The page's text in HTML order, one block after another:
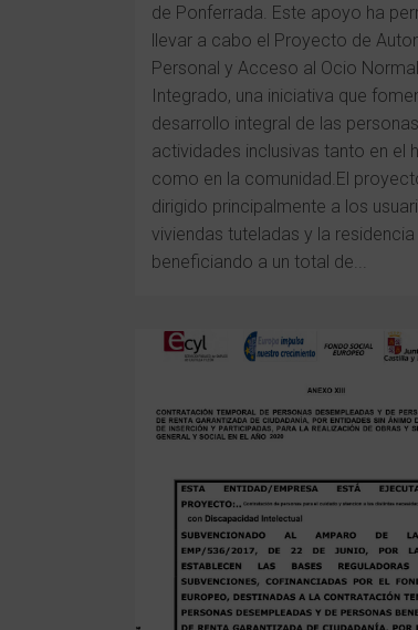
de Ponferrada. Este apoyo ha
llevar a cabo el Proyecto de
Personal y Acceso al Ocio
Integrado, una iniciativa que
desarrollo integral de las
actividades inclusivas tanto en el
como en la comunidad.El
dirigido principalmente a los
viviendas tuteladas y la residencia
beneficiando a un total de...